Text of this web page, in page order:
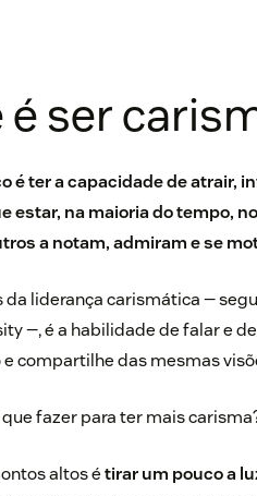
é ser
é ter a capacidade de atrair,
estar, na maioria do tempo,
a notam, admiram e se
da liderança carismática —
—, é a habilidade de falar e
compartilhe das mesmas
fazer para ter mais
altos étirar um pouco a